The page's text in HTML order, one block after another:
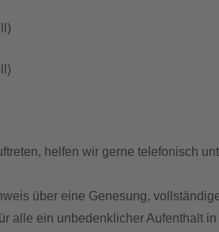
helfen wir gerne telefonisch
über eine Genesung,
alle ein unbedenklicher Aufenthalt